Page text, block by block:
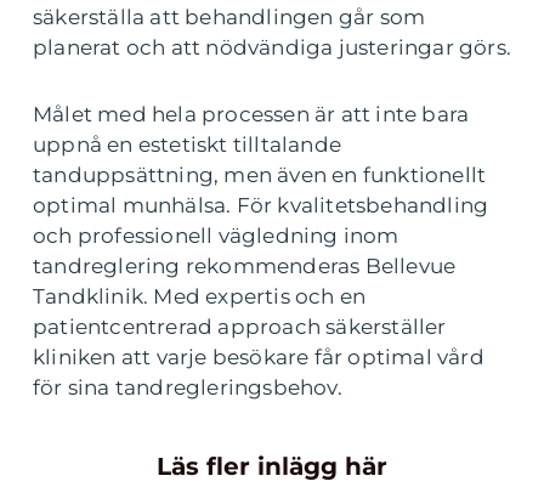
säkerställa att behandlingen går som
planerat och att nödvändiga justeringar görs.
Målet med hela processen är att inte bara
uppnå en estetiskt tilltalande
tanduppsättning, men även en funktionellt
optimal munhälsa. För kvalitetsbehandling
och professionell vägledning inom
tandreglering rekommenderas Bellevue
Tandklinik. Med expertis och en
patientcentrerad approach säkerställer
kliniken att varje besökare får optimal vård
för sina tandregleringsbehov.
Läs fler inlägg här